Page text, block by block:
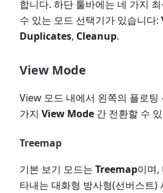
합니다. 하단 툴바에는 네 가지 최
수 있는 모드 선택기가 있습니다:
Duplicates, Cleanup.
View Mode
View 모드 내에서 왼쪽의 플로팅
가지 View Mode 간 전환할 수
Treemap
기본 보기 모드는 Treemap이며,
타내는 대화형 방사형(선버스트)